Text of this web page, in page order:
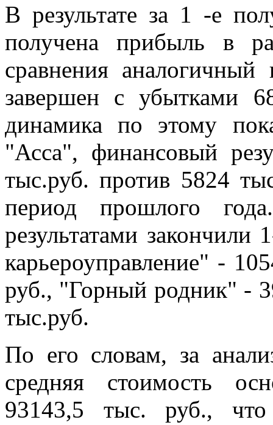
В результате за 1 -е
получена прибыль в
сравнения
завершен с убытками
динамика по этому
"Асса", финансовый
тыс.руб. против 5824
период прошлого
результатами
карьероуправление" -
руб., "Горный родник" -
тыс.руб.
По его словам, за
средняя стоимость
93143,5 тыс. руб.,